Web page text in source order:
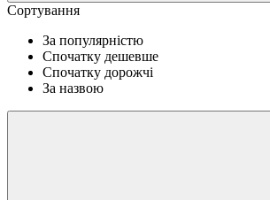
Сортування
За популярністю
Спочатку дешевше
Спочатку дорожчі
За назвою